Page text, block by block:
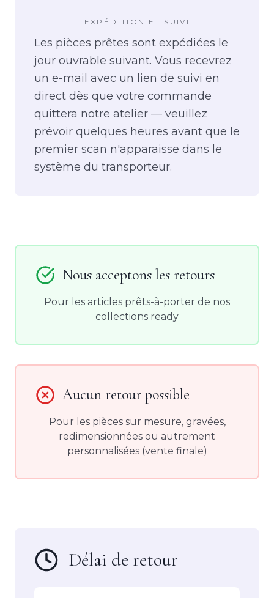
EXPÉDITION ET SUIVI
Les pièces prêtes sont expédiées le
jour ouvrable suivant. Vous recevrez
un e-mail avec un lien de suivi en
direct dès que votre commande
quittera notre atelier — veuillez
prévoir quelques heures avant que le
premier scan n'apparaisse dans le
système du transporteur.
Nous acceptons les retours
Pour les articles prêts-à-porter de nos
collections ready
Aucun retour possible
Pour les pièces sur mesure, gravées,
redimensionnées ou autrement
personnalisées (vente finale)
Délai de retour